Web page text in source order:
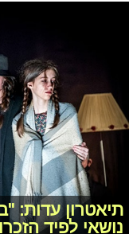
תיאטרון עדות:
נושאי לפיד